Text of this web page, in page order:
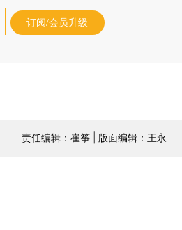
订阅/会员升级
责任编辑：崔筝 | 版面编辑：王永